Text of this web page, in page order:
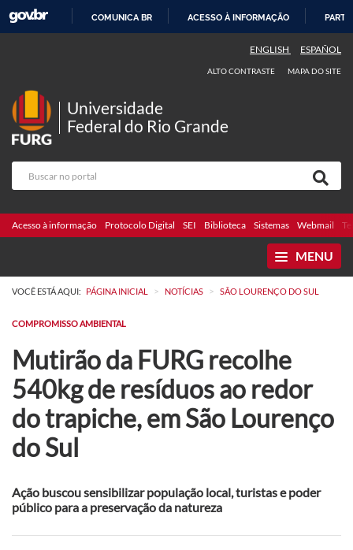
COMUNICA BR ACESSO À INFORMAÇÃO
ENGLISH ESPAÑOL
ALTO CONTRASTE MAPA DO SITE
Universidade
Federal do Rio Grande
Acesso à informação Protocolo Digital SEI Biblioteca Sistemas Webmail
MENU
VOCÊ ESTÁ AQUI: PÁGINA INICIAL > NOTÍCIAS > SÃO LOURENÇO DO SUL
COMPROMISSO AMBIENTAL
Mutirão da FURG recolhe
540kg de resíduos ao redor
do trapiche, em São Lourenço
do Sul
Ação buscou sensibilizar população local, turistas e poder
público para a preservação da natureza